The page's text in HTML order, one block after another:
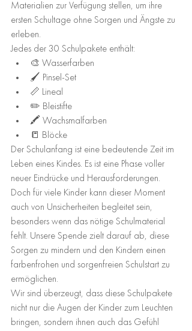
Materialien zur Verfügung stellen, um ihre
ersten Schultage ohne Sorgen und Ängste zu
erleben.
Jedes der 30 Schulpakete enthält:
🎨 Wasserfarben
🖌️ Pinsel-Set
📏 Lineal
✏️ Bleistifte
🖍️ Wachsmalfarben
📒 Blöcke
Der Schulanfang ist eine bedeutende Zeit im
Leben eines Kindes. Es ist eine Phase voller
neuer Eindrücke und Herausforderungen.
Doch für viele Kinder kann dieser Moment
auch von Unsicherheiten begleitet sein,
besonders wenn das nötige Schulmaterial
fehlt. Unsere Spende zielt darauf ab, diese
Sorgen zu mindern und den Kindern einen
farbenfrohen und sorgenfreien Schulstart zu
ermöglichen.
Wir sind überzeugt, dass diese Schulpakete
nicht nur die Augen der Kinder zum Leuchten
bringen, sondern ihnen auch das Gefühl